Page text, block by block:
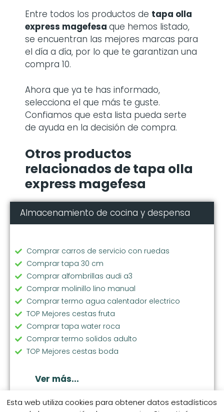
Entre todos los productos de tapa olla
express magefesa que hemos listado,
se encuentran las mejores marcas para
el día a día, por lo que te garantizan una
compra 10.
Ahora que ya te has informado,
selecciona el que más te guste.
Confiamos que esta lista pueda serte
de ayuda en la decisión de compra.
Otros productos
relacionados de tapa olla
express magefesa
Almacenamiento de cocina y despensa
Comprar carros de servicio con ruedas
Comprar tapa 30 cm
Comprar alfombrillas audi a3
Comprar molinillo lino manual
Comprar termo agua calentador electrico
TOP Mejores cestas fruta
Comprar tapa water roca
Comprar termo solidos adulto
TOP Mejores cestas boda
Comprar papelera 12l
TOP Mejores cestas juguetes infantil
Ver más...
Esta web utiliza cookies para obtener datos estadísticos